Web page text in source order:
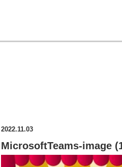
2022.11.03
MicrosoftTeams-image